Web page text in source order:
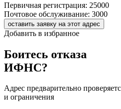
Первичная регистрация: 25000
Почтовое обслуживание: 3000
оставить заявку на этот адрес
Добавить в избранное
Боитесь отказа
ИФНС?
Адрес предварительно
и ограничения